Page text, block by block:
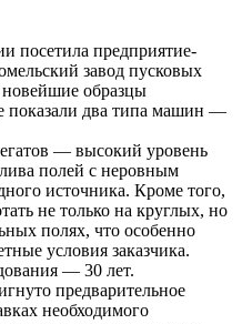
посетила предприятие-
завод пусковых
новейшие образцы
показали два типа машин —
— высокий уровень
полей с неровным
источника. Кроме того,
не только на круглых, но
полях, что особенно
условия заказчика.
— 30 лет.
предварительное
необходимого